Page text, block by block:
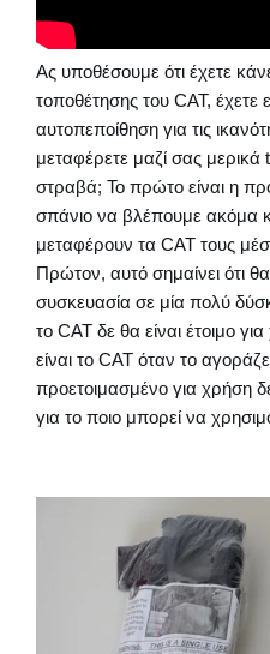
Ας υποθέσουμε ότι έχετε
τοποθέτησης του CAT, έχετε
αυτοπεποίθηση για τις
μεταφέρετε μαζί σας μερικά
στραβά; Το πρώτο είναι η
σπάνιο να βλέπουμε ακόμα
μεταφέρουν τα CAT τους
Πρώτον, αυτό σημαίνει ότι
συσκευασία σε μία πολύ
το CAT δε θα είναι έτοιμο
είναι το CAT όταν το
προετοιμασμένο για χρήση
για το ποιο μπορεί να